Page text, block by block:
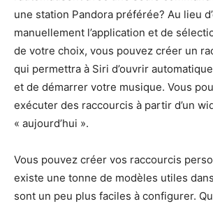
une station Pandora préférée? Au lieu
manuellement l’application et de
de votre choix, vous pouvez créer un
qui permettra à Siri d’ouvrir
et de démarrer votre musique. Vous
exécuter des raccourcis à partir d’un
« aujourd’hui ».
Vous pouvez créer vos raccourcis
existe une tonne de modèles utiles
sont un peu plus faciles à configurer.